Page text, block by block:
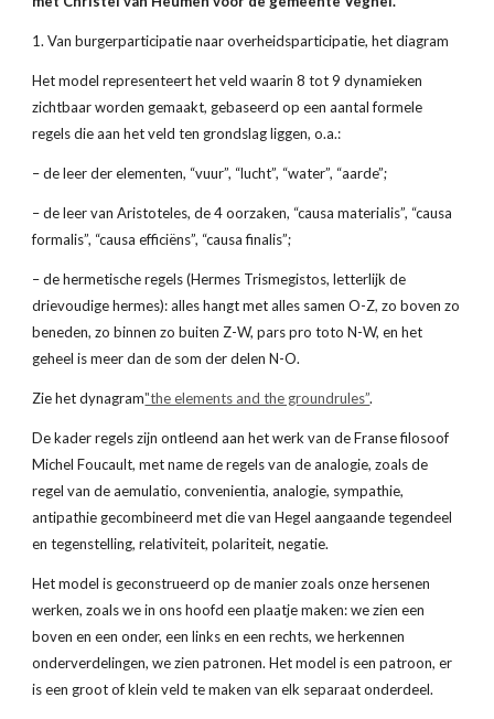
1. Van burgerparticipatie naar overheidsparticipatie, het diagram
Het model representeert het veld waarin 8 tot 9 dynamieken
zichtbaar worden gemaakt, gebaseerd op een aantal formele
regels die aan het veld ten grondslag liggen, o.a.:
– de leer der elementen, “vuur”, “lucht”, “water”, “aarde”;
– de leer van Aristoteles, de 4 oorzaken, “causa materialis”, “causa
formalis”, “causa efficiëns”, “causa finalis”;
– de hermetische regels (Hermes Trismegistos, letterlijk de
drievoudige hermes): alles hangt met alles samen O-Z, zo boven zo
beneden, zo binnen zo buiten Z-W, pars pro toto N-W, en het
geheel is meer dan de som der delen N-O.
Zie het dynagram"the elements and the groundrules”.
De kader regels zijn ontleend aan het werk van de Franse filosoof
Michel Foucault, met name de regels van de analogie, zoals de
regel van de aemulatio, convenientia, analogie, sympathie,
antipathie gecombineerd met die van Hegel aangaande tegendeel
en tegenstelling, relativiteit, polariteit, negatie.
Het model is geconstrueerd op de manier zoals onze hersenen
werken, zoals we in ons hoofd een plaatje maken: we zien een
boven en een onder, een links en een rechts, we herkennen
onderverdelingen, we zien patronen. Het model is een patroon, er
is een groot of klein veld te maken van elk separaat onderdeel.